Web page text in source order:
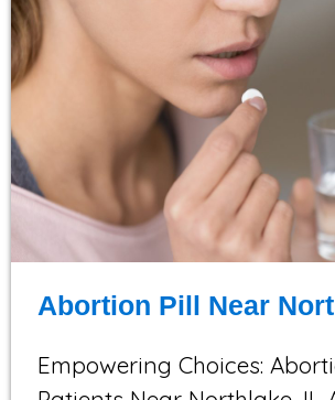
Abortion Pill Near
Empowering Choices: